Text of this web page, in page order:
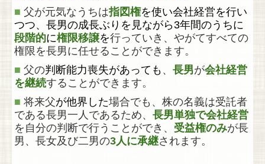
■ 父が元気なうちは指図権を使い会社経営を行い
つつ、長男の成長ぶりを見ながら3年間のうちに
段階的に権限移譲を行っていき、やがてすべての
権限を長男に任せることができます。
■ 父の判断能力喪失があっても 、長男が会社経営
を継続することができます。
■ 将来父が他界した場合でも、株の名義は受託者
である長男一人であるため、長男単独で会社経営
を自分の判断で行うことができ、 受益権のみが長
男、長女及び二男の3人に承継されます。